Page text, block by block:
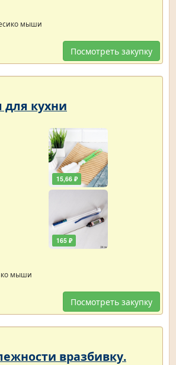
мыши
Посмотреть закупку
для кухни
15,66 ₽
165 ₽
мыши
Посмотреть закупку
вразбивку.